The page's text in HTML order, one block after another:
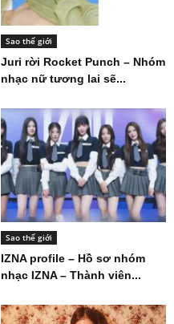
Sao thế giới
Juri rời Rocket Punch – Nhóm
nhạc nữ tương lai sẽ...
Sao thế giới
IZNA profile – Hồ sơ nhóm
nhạc IZNA – Thành viên...